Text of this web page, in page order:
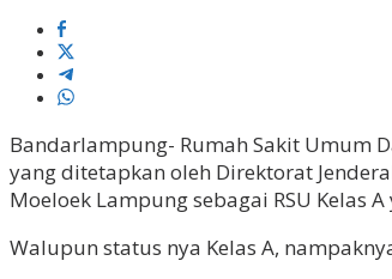
Bandarlampung- Rumah Sakit Umum
yang ditetapkan oleh Direktorat
Moeloek Lampung sebagai RSU Kelas
Walupun status nya Kelas A,